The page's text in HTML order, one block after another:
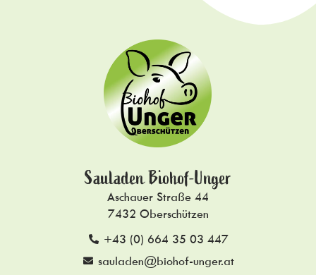
Sauladen Biohof-Unger
Aschauer Straße 44
7432 Oberschützen
+43 (0) 664 35 03 447
sauladen@biohof-unger.at